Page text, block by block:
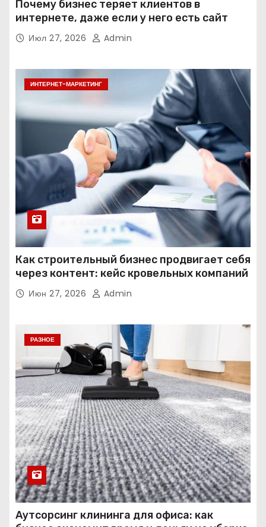
Почему бизнес теряет клиентов в
интернете, даже если у него есть сайт
Июл 27, 2026 Admin
ИНТЕРНЕТ-МАРКЕТИНГ
Как строительный бизнес продвигает себя
через контент: кейс кровельных компаний
Июн 27, 2026 Admin
РАЗНОЕ
Аутсорсинг клининга для офиса: как